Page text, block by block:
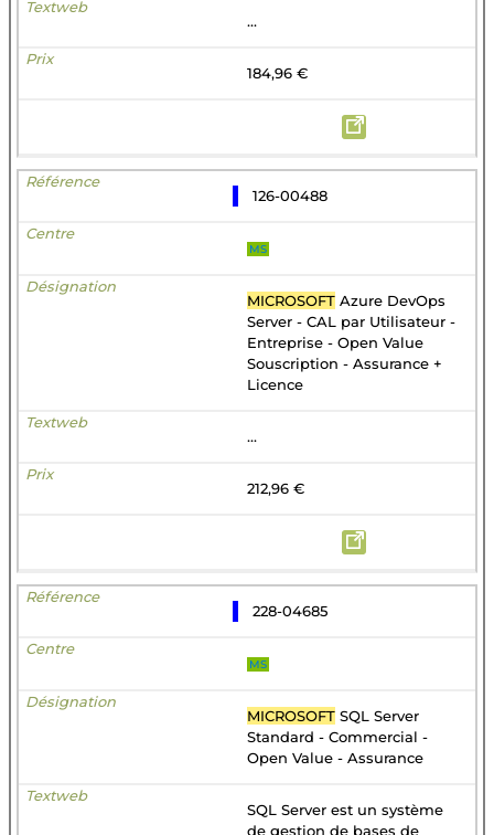
...
184,96 €
126-00488
MS
MICROSOFT Azure DevOps
Server - CAL par Utilisateur -
Entreprise - Open Value
Souscription - Assurance +
Licence
...
212,96 €
228-04685
MS
MICROSOFT SQL Server
Standard - Commercial -
Open Value - Assurance
SQL Server est un système
de gestion de bases de